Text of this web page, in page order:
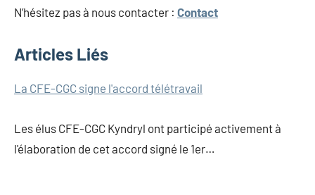
N’hésitez pas à nous contacter : Contact
Articles Liés
La CFE-CGC signe l'accord télétravail
Les élus CFE-CGC Kyndryl ont participé activement à
l'élaboration de cet accord signé le 1er…
Navigation
de
l’article